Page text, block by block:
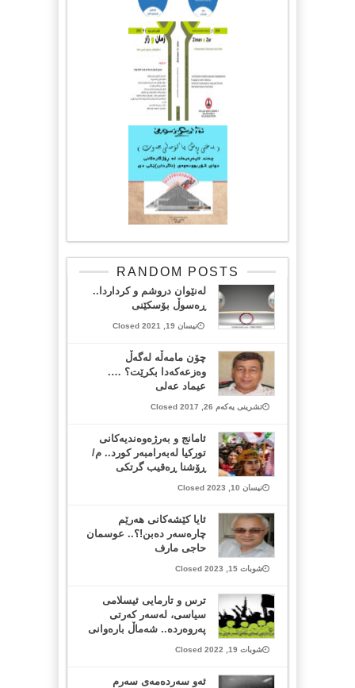
RANDOM POSTS
له‌نێوان دروشم و كرداردا..
ڕەسوڵ بۆسکێنی
نیسان 19, 2021 Closed
چۆن مامه‌ڵه‌ له‌گه‌ڵ
وه‌زعه‌كه‌دا بكرێت؟ ….
عیماد عه‌لی
تشرینی یەکەم 26, 2017 Closed
ئامانج و بەرژەوەندیەکانی
تورکیا لەبەرامبەر کورد.. م/
ڕۆشنا ڕەقیب گرتکی
نیسان 10, 2023 Closed
ئایا کێشەکانی هەرێم
چارەسەر دەبن!؟.. عوسمان
حاجی مارف
شوبات 15, 2023 Closed
ترس و تارمایی ئیسلامی
سیاسی، لەسەر کەرتی
پەروەردە.. شەماڵ بارەوانی
شوبات 19, 2022 Closed
ئەو سەردەمەی سەرم